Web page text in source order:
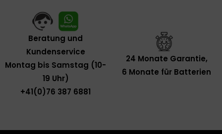
Beratung und
Kundenservice
Montag bis Samstag (10-
19 Uhr)
+41(0)76 387 6881
24 Monate Garantie,
6 Monate für Batterien